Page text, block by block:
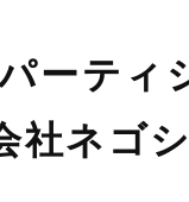
ーテ
社ネゴ